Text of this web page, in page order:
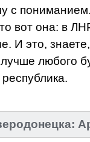
с
вот она: в
И это, знаете,
любого